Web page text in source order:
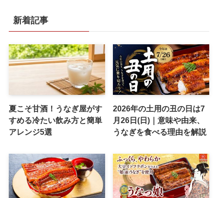
新着記事
夏こそ甘酒！うなぎ屋がす
すめる冷たい飲み方と簡単
アレンジ5選
2026年の土用の丑の日は7
月26日(日)｜意味や由来、
うなぎを食べる理由を解説